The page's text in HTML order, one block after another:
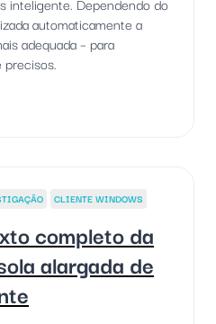
automaticamente a
adequada – para
precisos.
CLIENTE WINDOWS
completo da
alargada de